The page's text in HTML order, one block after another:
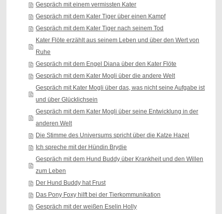
Gespräch mit einem vermissten Kater
Gespräch mit dem Kater Tiger über einen Kampf
Gespräch mit dem Kater Tiger nach seinem Tod
Kater Flöte erzählt aus seinem Leben und über den Wert von
Ruhe
Gespräch mit dem Engel Diana über den Kater Flöte
Gespräch mit dem Kater Mogli über die andere Welt
Gespräch mit Kater Mogli über das, was nicht seine Aufgabe ist
und über Glücklichsein
Gespräch mit dem Kater Mogli über seine Entwicklung in der
anderen Welt
Die Stimme des Universums spricht über die Katze Hazel
Ich spreche mit der Hündin Brydie
Gespräch mit dem Hund Buddy über Krankheit und den Willen
zum Leben
Der Hund Buddy hat Frust
Das Pony Foxy hilft bei der Tierkommunikation
Gespräch mit der weißen Eselin Holly